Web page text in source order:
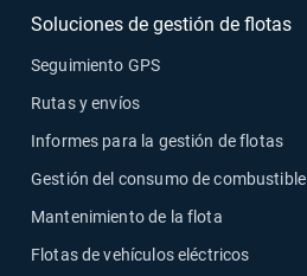
Soluciones de gestión de flotas
Seguimiento GPS
Rutas y envíos
Informes para la gestión de flotas
Gestión del consumo de combustible
Mantenimiento de la flota
Flotas de vehículos eléctricos